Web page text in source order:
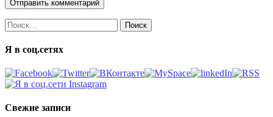
Найти:
Я в соц.сетях
Свежие записи